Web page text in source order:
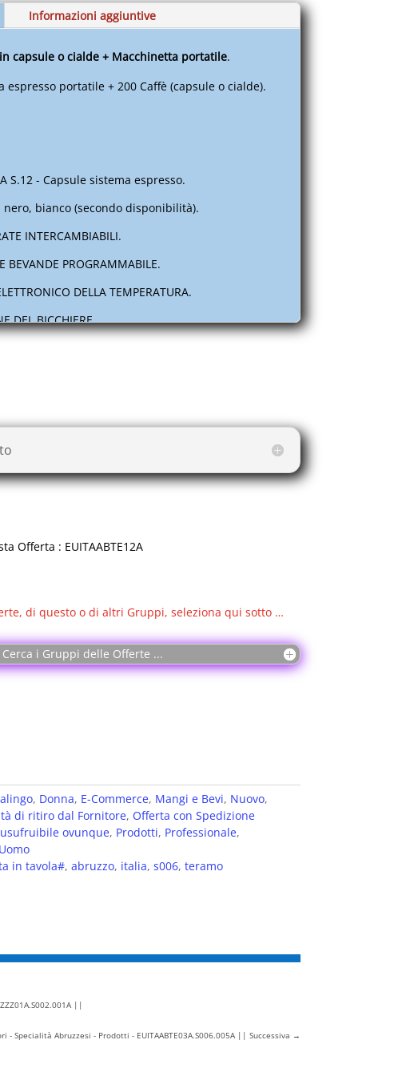
Informazioni aggiuntive
capsule o cialde + Macchinetta portatile.
espresso portatile + 200 Caffè (capsule o cialde).
S.12 - Capsule sistema espresso.
nero, bianco (secondo disponibilità).
INTERCAMBIABILI.
BEVANDE PROGRAMMABILE.
DELLA TEMPERATURA.
DEL BICCHIERE.
SU 2 ALTEZZE.
peso 3300g, perfetta per non occupare troppo
temperatura automatico e risparmio energetico
AROMA E.GO - Cialde sistema espresso.
dimensioni ridotte è adatta a tutti gli ambienti ed
trasportabile in viaggio.
in vetro, gruppo smart e porta filtro estraibile
Offerta : EUITAABTE12A
di questo o di altri Gruppi, seleziona qui sotto …
Cerca i Gruppi delle Offerte ...
, Donna, E-Commerce, Mangi e Bevi, Nuovo,
di ritiro dal Fornitore, Offerta con Spedizione
ovunque, Prodotti, Professionale,
Uomo
in tavola#, abruzzo, italia, s006, teramo
||
Specialità Abruzzesi - Prodotti - EUITAABTE03A.S006.005A || Successiva →